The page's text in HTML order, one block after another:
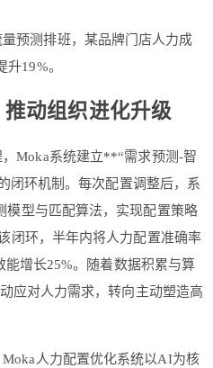
预测排班，某品牌门店人力成
19%。
动组织进化升级
Moka系统建立**“需求预测-智
闭环机制。每次配置调整后，系
模型与匹配算法，实现配置策略
闭环，半年内将人力配置准确率
能增长25%。随着数据积累与算
应对人力需求，转向主动塑造高
人力配置优化系统以AI为核